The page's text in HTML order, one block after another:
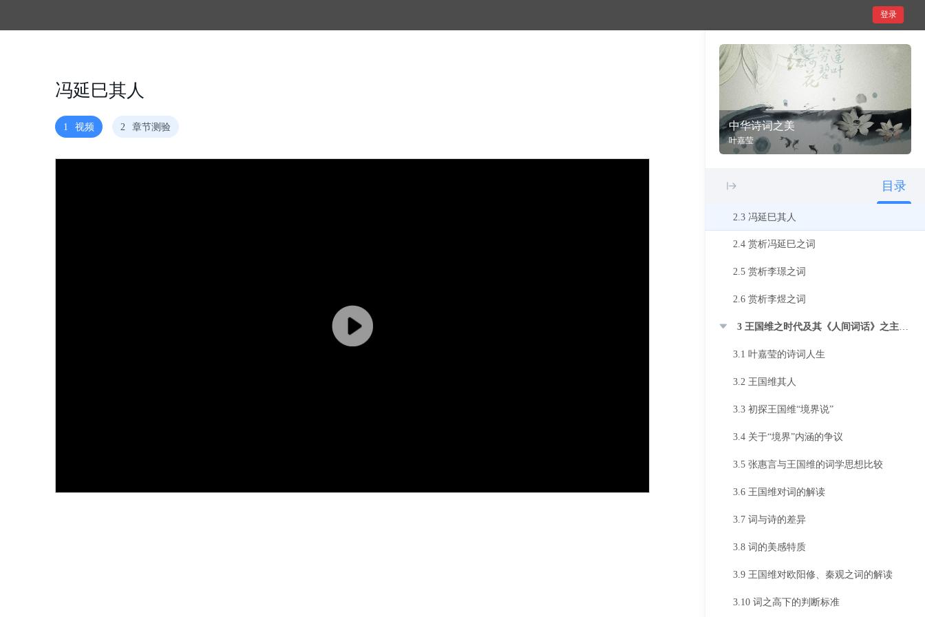
登录
中华诗词之美
叶嘉莹
目录
1.4 小词与性别文化
1.5 性别文化与君臣之道
1.6 小词中的《离骚》传统
2 南唐冯李词对花间温韦词的拓展
2.2 赏析韦庄之词
2.3 冯延巳其人
2.4 赏析冯延巳之词
2.5 赏析李璟之词
2.6 赏析李煜之词
3 王国维之时代及其《人间词话》之主要内容
3.1 叶嘉莹的诗词人生
3.2 王国维其人
3.3 初探王国维“境界说”
3.4 关于“境界”内涵的争议
3.5 张惠言与王国维的词学思想比较
3.6 王国维对词的解读
3.7 词与诗的差异
3.8 词的美感特质
3.9 王国维对欧阳修、秦观之词的解读
3.10 词之高下的判断标准
冯延巳其人
1 视频 2 章节测验